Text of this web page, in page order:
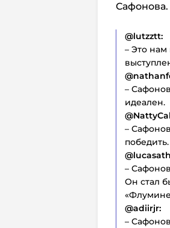
Сафонова.
@lutzztt:
– Это нам
–
идеален.
–
–
Он стал
@adiirjr:
–